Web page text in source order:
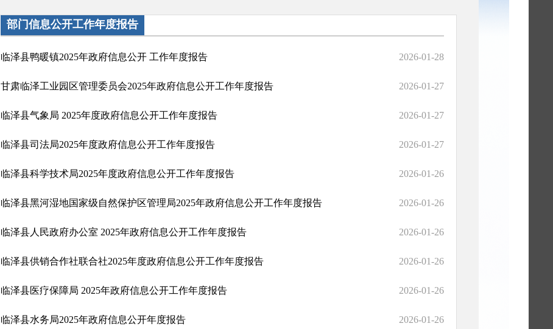
部门信息公开工作年度报告
临泽县鸭暖镇2025年政府信息公开 工作年度报告 2026-01-28
甘肃临泽工业园区管理委员会2025年政府信息公开工作年度报告 2026-01-27
临泽县气象局 2025年度政府信息公开工作年度报告 2026-01-27
临泽县司法局2025年度政府信息公开工作年度报告 2026-01-27
临泽县科学技术局2025年度政府信息公开工作年度报告 2026-01-26
临泽县黑河湿地国家级自然保护区管理局2025年政府信息公开工作年度报告 2026-01-26
临泽县人民政府办公室 2025年政府信息公开工作年度报告 2026-01-26
临泽县供销合作社联合社2025年度政府信息公开工作年度报告 2026-01-26
临泽县医疗保障局 2025年政府信息公开工作年度报告 2026-01-26
临泽县水务局2025年政府信息公开年度报告 2026-01-26